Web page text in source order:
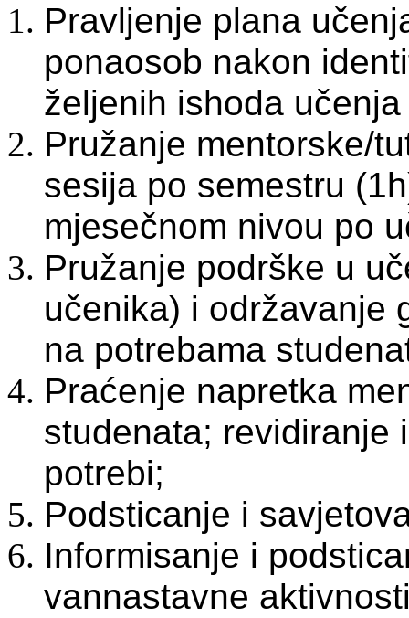
Pravljenje plana
ponaosob nakon
željenih ishoda učenja
Pružanje mentorske/
sesija po semestru
mjesečnom nivou po
Pružanje podrške u
učenika) i održavanje
na potrebama
Praćenje napretka
studenata; revidiranje
potrebi;
Podsticanje i
Informisanje i
vannastavne